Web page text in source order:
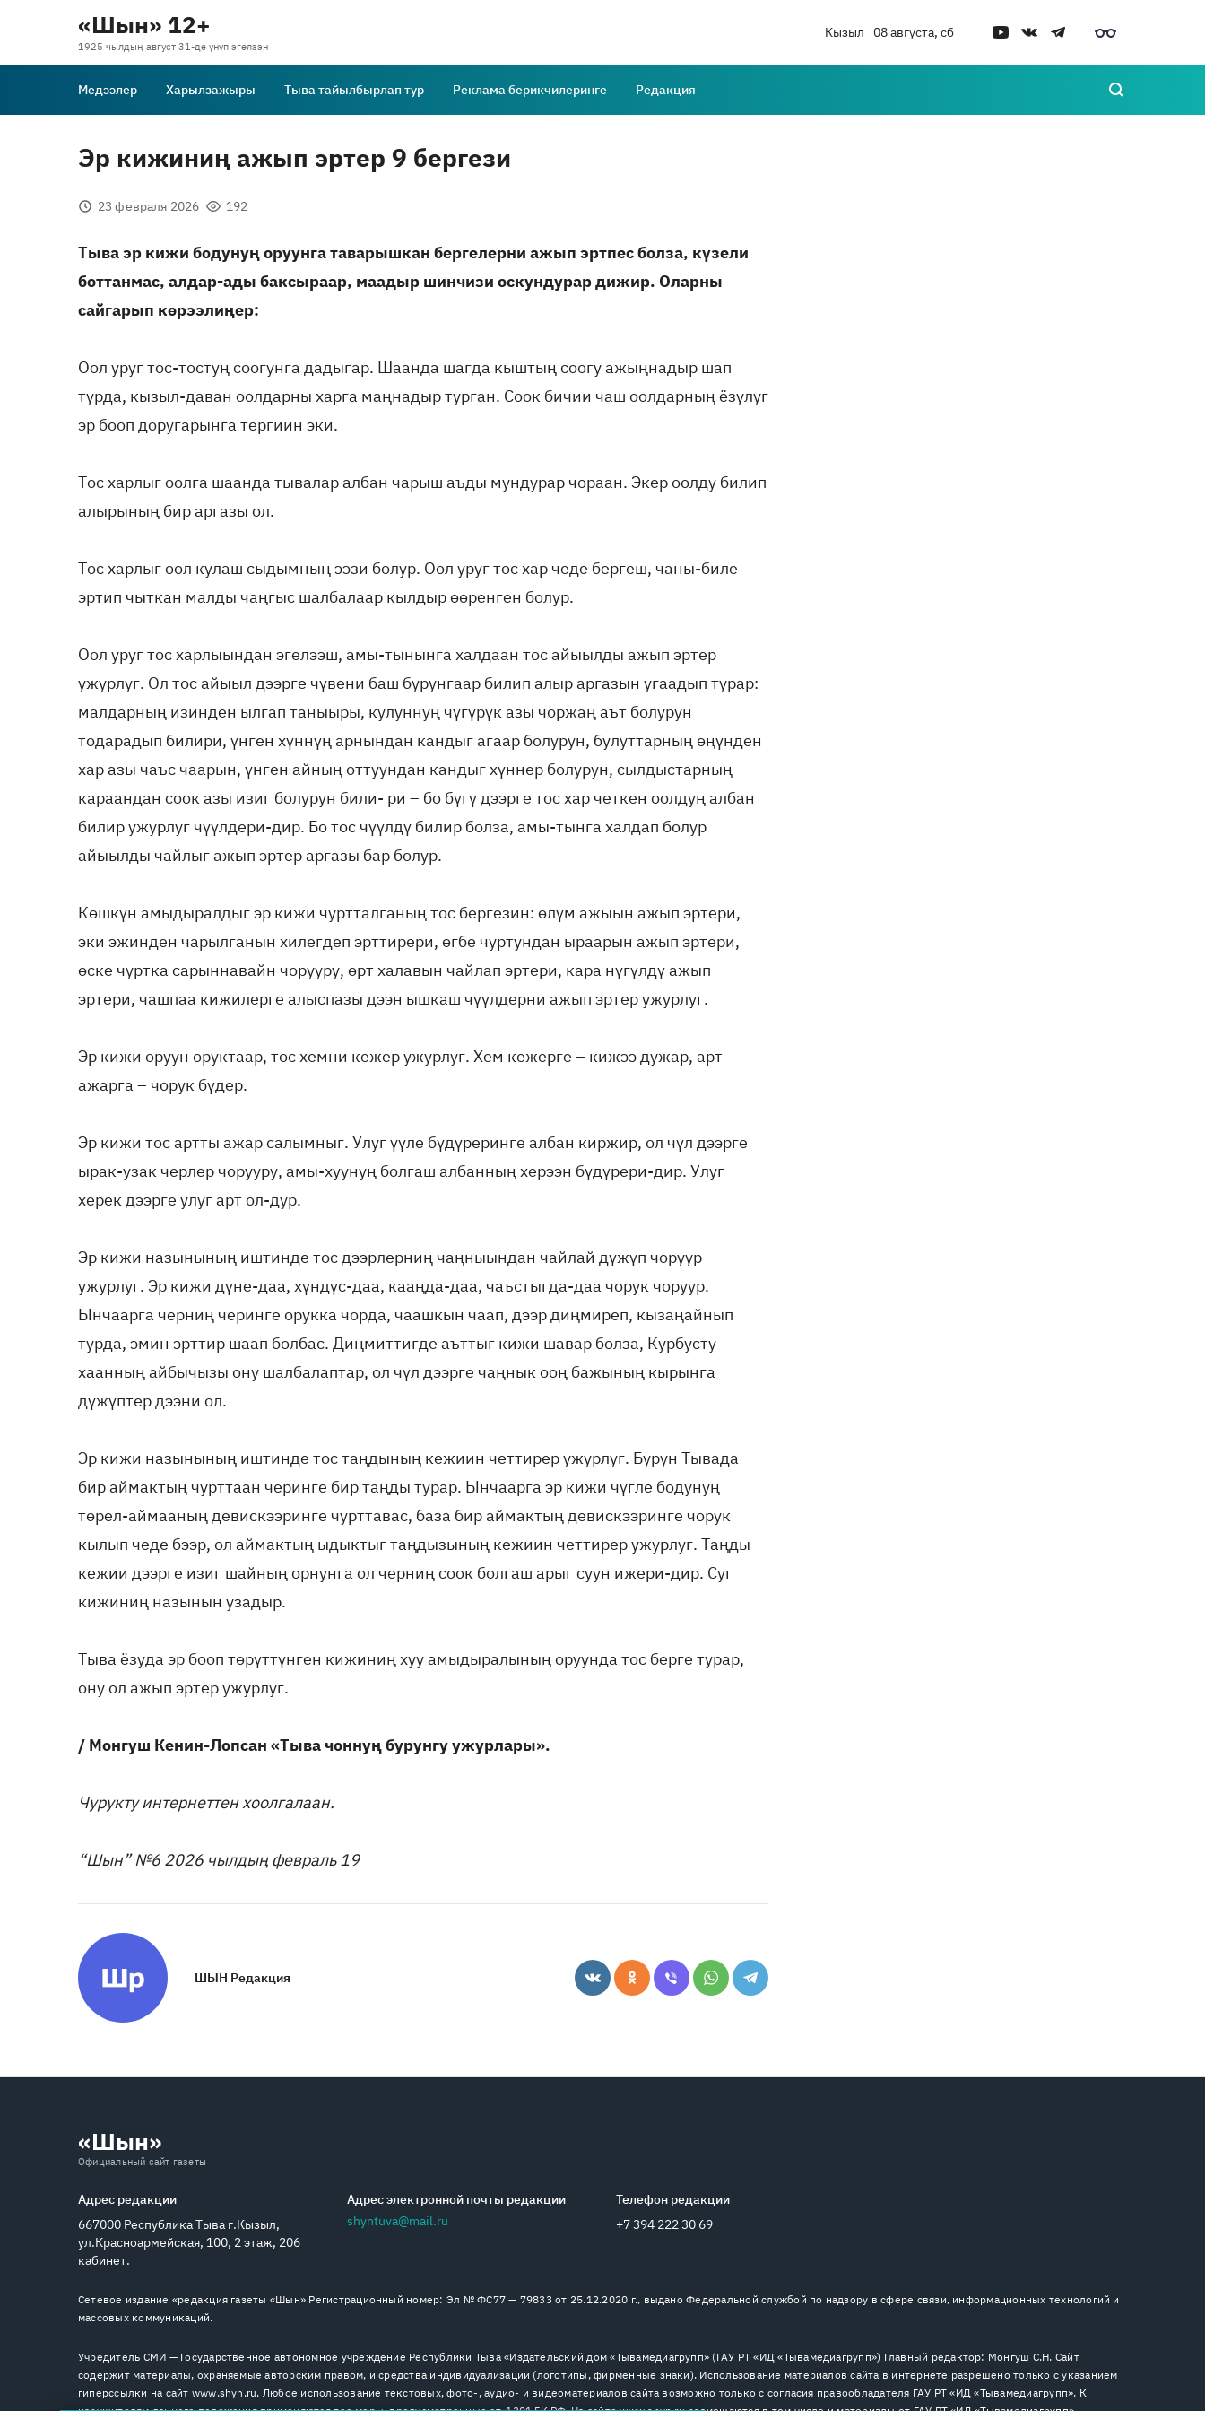
«Шын» 12+
1925 чылдың август 31-де үнүп эгелээн
Кызыл 08 августа, сб
Медээлер Харылзажыры Тыва тайылбырлап тур Реклама берикчилеринге Редакция
Эр кижиниң ажып эртер 9 бергези
23 февраля 2026 192
Тыва эр кижи бодунуң оруунга таварышкан бергелерни ажып эртпес болза, күзели
боттанмас, алдар-ады баксыраар, маадыр шинчизи оскундурар дижир. Оларны
сайгарып көрээлиңер:
Оол уруг тос-тостуң соогунга дадыгар. Шаанда шагда кыштың соогу ажыңнадыр шап
турда, кызыл-даван оолдарны харга маңнадыр турган. Соок бичии чаш оолдарның ёзулуг
эр бооп доругарынга тергиин эки.
Тос харлыг оолга шаанда тывалар албан чарыш аъды мундурар чораан. Экер оолду билип
алырының бир аргазы ол.
Тос харлыг оол кулаш сыдымның ээзи болур. Оол уруг тос хар чеде бергеш, чаны-биле
эртип чыткан малды чаңгыс шалбалаар кылдыр өөренген болур.
Оол уруг тос харлыындан эгелээш, амы-тынынга халдаан тос айыылды ажып эртер
ужурлуг. Ол тос айыыл дээрге чүвени баш бурунгаар билип алыр аргазын угаадып турар:
малдарның изинден ылгап таныыры, кулуннуң чүгүрүк азы чоржаң аът болурун
тодарадып билири, үнген хүннүң арнындан кандыг агаар болурун, булуттарның өңүнден
хар азы чаъс чаарын, үнген айның оттуундан кандыг хүннер болурун, сылдыстарның
караандан соок азы изиг болурун били- ри – бо бүгү дээрге тос хар четкен оолдуң албан
билир ужурлуг чүүлдери-дир. Бо тос чүүлдү билир болза, амы-тынга халдап болур
айыылды чайлыг ажып эртер аргазы бар болур.
Көшкүн амыдыралдыг эр кижи чуртталганың тос бергезин: өлүм ажыын ажып эртери,
эки эжинден чарылганын хилегдеп эрттирери, өгбе чуртундан ыраарын ажып эртери,
өске чуртка сарыннавайн чорууру, өрт халавын чайлап эртери, кара нүгүлдү ажып
эртери, чашпаа кижилерге алыспазы дээн ышкаш чүүлдерни ажып эртер ужурлуг.
Эр кижи оруун оруктаар, тос хемни кежер ужурлуг. Хем кежерге – кижээ дужар, арт
ажарга – чорук бүдер.
Эр кижи тос артты ажар салымныг. Улуг үүле бүдүреринге албан киржир, ол чүл дээрге
ырак-узак черлер чорууру, амы-хуунуң болгаш албанның херээн бүдүрери-дир. Улуг
херек дээрге улуг арт ол-дур.
Эр кижи назынының иштинде тос дээрлерниң чаңныындан чайлай дүжүп чоруур
ужурлуг. Эр кижи дүне-даа, хүндүс-даа, кааңда-даа, чаъстыгда-даа чорук чоруур.
Ынчаарга черниң черинге орукка чорда, чаашкын чаап, дээр диңмиреп, кызаңайнып
турда, эмин эрттир шаап болбас. Диңмиттигде аъттыг кижи шавар болза, Курбусту
хаанның айбычызы ону шалбалаптар, ол чүл дээрге чаңнык ооң бажының кырынга
дүжүптер дээни ол.
Эр кижи назынының иштинде тос таңдының кежиин четтирер ужурлуг. Бурун Тывада
бир аймактың чурттаан черинге бир таңды турар. Ынчаарга эр кижи чүгле бодунуң
төрел-аймааның девискээринге чурттавас, база бир аймактың девискээринге чорук
кылып чеде бээр, ол аймактың ыдыктыг таңдызының кежиин четтирер ужурлуг. Таңды
кежии дээрге изиг шайның орнунга ол черниң соок болгаш арыг суун ижери-дир. Суг
кижиниң назынын узадыр.
Тыва ёзуда эр бооп төрүттүнген кижиниң хуу амыдыралының оруунда тос берге турар,
ону ол ажып эртер ужурлуг.
/ Монгуш Кенин-Лопсан «Тыва чоннуң бурунгу ужурлары».
Чурукту интернеттен хоолгалаан.
“Шын” №6 2026 чылдың февраль 19
ШЫН Редакция
«Шын»
Официальный сайт газеты
Адрес редакции
667000 Республика Тыва г.Кызыл,
ул.Красноармейская, 100, 2 этаж, 206
кабинет.
Адрес электронной почты редакции
shyntuva@mail.ru
Телефон редакции
+7 394 222 30 69
Сетевое издание «редакция газеты «Шын» Регистрационный номер: Эл № ФС77 — 79833 от 25.12.2020 г., выдано Федеральной службой по надзору в сфере связи, информационных технологий и
массовых коммуникаций.
Учредитель СМИ — Государственное автономное учреждение Республики Тыва «Издательский дом «Тывамедиагрупп» (ГАУ РТ «ИД «Тывамедиагрупп») Главный редактор: Монгуш С.Н. Сайт
содержит материалы, охраняемые авторским правом, и средства индивидуализации (логотипы, фирменные знаки). Использование материалов сайта в интернете разрешено только с указанием
гиперссылки на сайт www.shyn.ru. Любое использование текстовых, фото-, аудио- и видеоматериалов сайта возможно только с согласия правообладателя ГАУ РТ «ИД «Тывамедиагрупп». К